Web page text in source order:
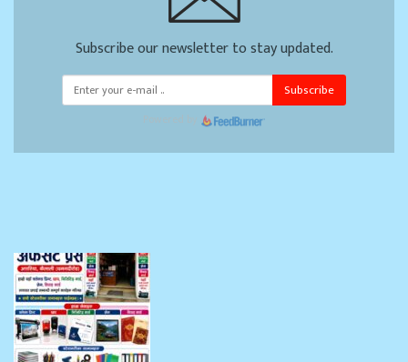
Subscribe our newsletter to stay updated.
Subscribe